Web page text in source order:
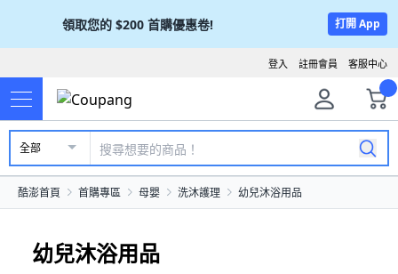
領取您的 $200 首購優惠卷! 打開 App
客服中心
註冊會員
登入
全部
酷澎首頁 首購專區 母嬰 洗沐護理 幼兒沐浴用品
幼兒沐浴用品